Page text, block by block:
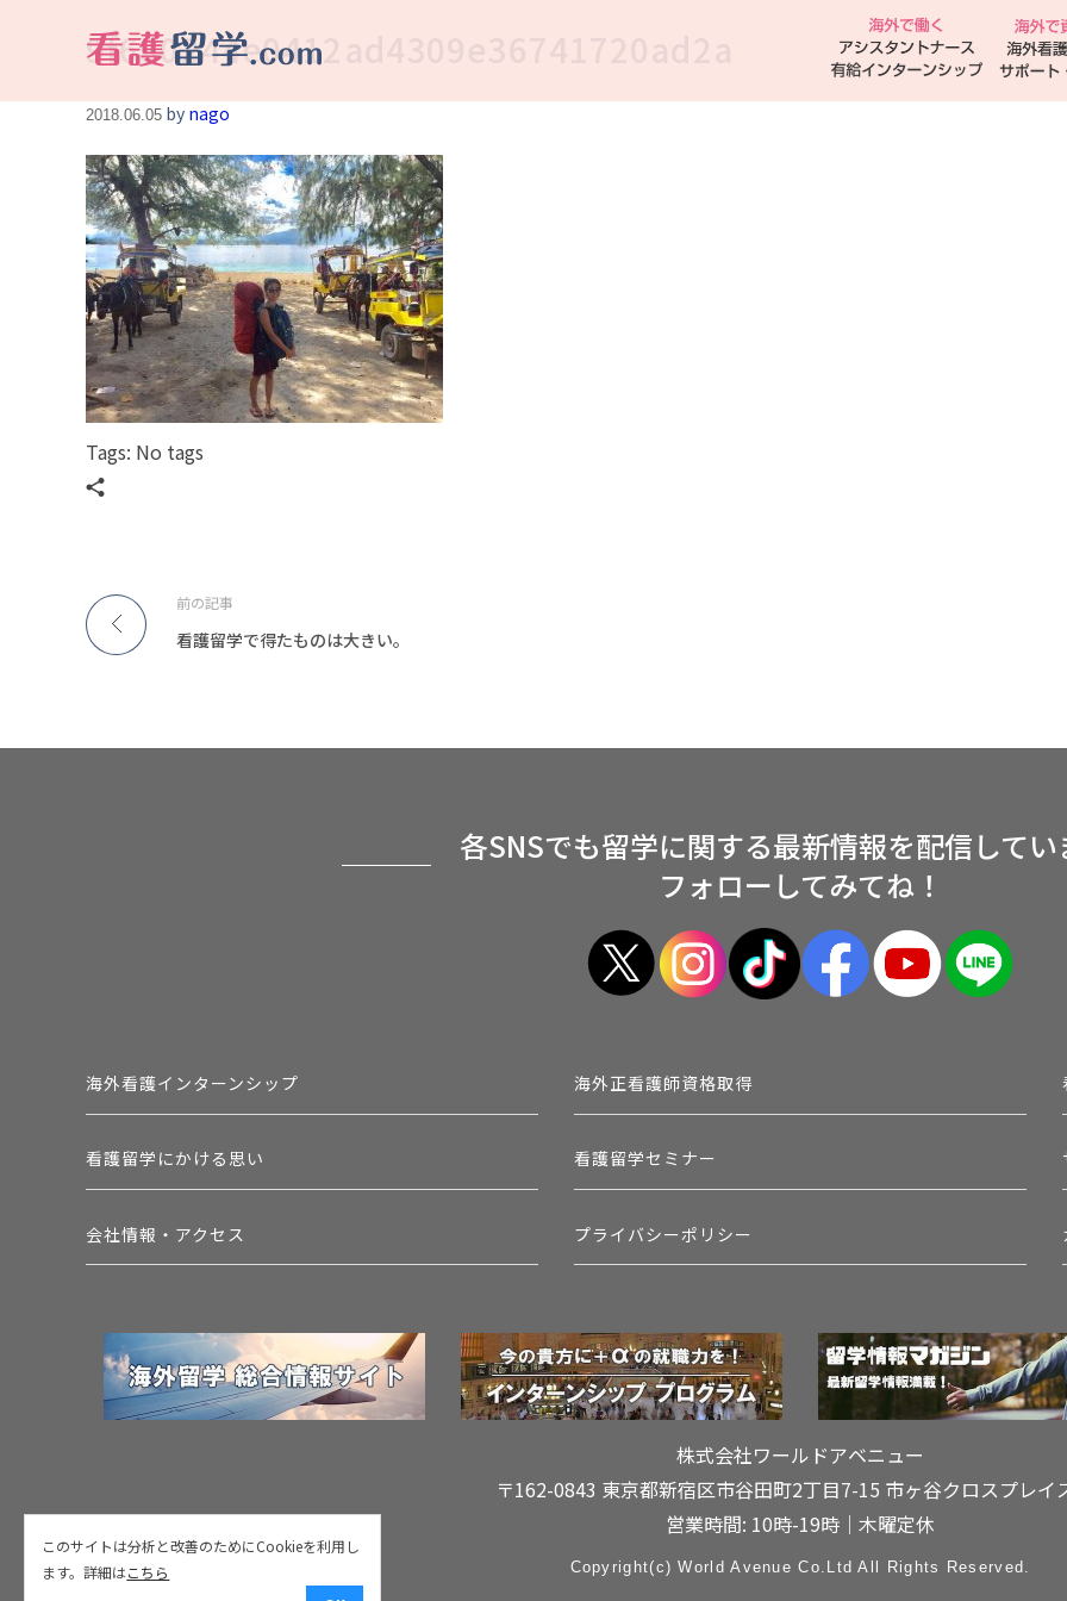
このサイトは分析と改善のためにCookieを利用し
ます。詳細はこちら
看護留学.com
World Avenueは海外就職、 永住を目指す看護留学をサポートします !
9f680244e0412ad4309e36741720ad2a
2018.06.05 by nago
Tags: No tags
前の記事
看護留学で得たものは大きい。
各SNSでも留学に関する最新情報を配信してい
フォローしてみてね！
海外看護インターンシップ
看護留学にかける思い
会社情報・アクセス
海外正看護師資格取得
看護留学セミナー
プライバシーポリシー
株式会社ワールドアベニュー
〒162-0843 東京都新宿区市谷田町2丁目7-15 市ヶ谷クロスプレイ
営業時間: 10時-19時｜木曜定休
Copyright(c) World Avenue Co.Ltd All Rights Reserved.